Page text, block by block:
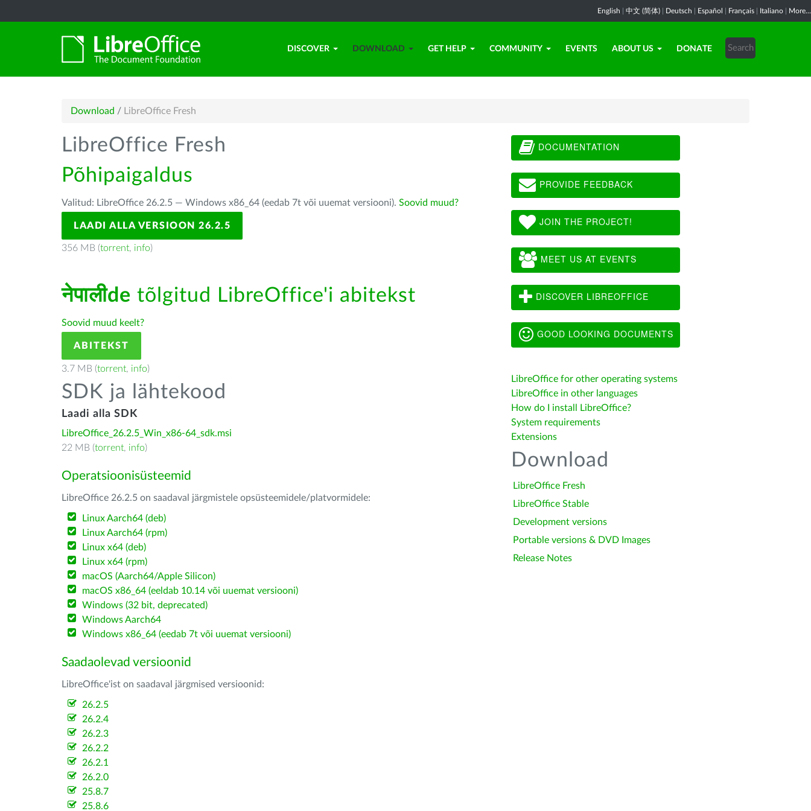
English 中文 (简体) Deutsch Español Français Italiano More...
DISCOVER DOWNLOAD GET HELP COMMUNITY EVENTS ABOUT US DONATE
Download / LibreOffice Fresh
LibreOffice Fresh
Põhipaigaldus
Valitud: LibreOffice 26.2.5 — Windows x86_64 (eedab 7t või uuemat versiooni). Soovid muud?
LAADI ALLA VERSIOON 26.2.5
356 MB (torrent, info)
नेपालीde tõlgitud LibreOffice'i abitekst
Soovid muud keelt?
ABITEKST
3.7 MB (torrent, info)
SDK ja lähtekood
Laadi alla SDK
LibreOffice_26.2.5_Win_x86-64_sdk.msi
22 MB (torrent, info)
Operatsioonisüsteemid
LibreOffice 26.2.5 on saadaval järgmistele opsüsteemidele/platvormidele:
Linux Aarch64 (deb)
Linux Aarch64 (rpm)
Linux x64 (deb)
Linux x64 (rpm)
macOS (Aarch64/Apple Silicon)
macOS x86_64 (eeldab 10.14 või uuemat versiooni)
Windows (32 bit, deprecated)
Windows Aarch64
Windows x86_64 (eedab 7t või uuemat versiooni)
Saadaolevad versioonid
LibreOffice'ist on saadaval järgmised versioonid:
26.2.5
26.2.4
26.2.3
26.2.2
26.2.1
26.2.0
25.8.7
25.8.6
DOCUMENTATION
PROVIDE FEEDBACK
JOIN THE PROJECT!
MEET US AT EVENTS
DISCOVER LIBREOFFICE
GOOD LOOKING DOCUMENTS
LibreOffice for other operating systems
LibreOffice in other languages
How do I install LibreOffice?
System requirements
Extensions
Download
LibreOffice Fresh
LibreOffice Stable
Development versions
Portable versions & DVD Images
Release Notes